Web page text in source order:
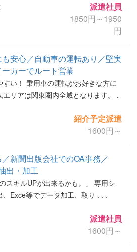
派遣社員
1850円～1950
円
安心／自動車の運転あり／堅実
カーでルート営業
すい！ 乗用車の運転がお好きな方に
エリアは関東圏内全域となります。 .
紹介予定派遣
1600円～
新聞出版会社でのOA事務／
出・加工
スキルUPが出来るかも。」 専用シ
、Exce等でデータ加工、取り . . .
派遣社員
1600円～